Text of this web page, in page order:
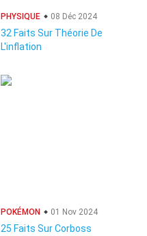
PHYSIQUE 08 Déc 2024
32 Faits Sur Théorie De
L'inflation
POKÉMON 01 Nov 2024
25 Faits Sur Corboss